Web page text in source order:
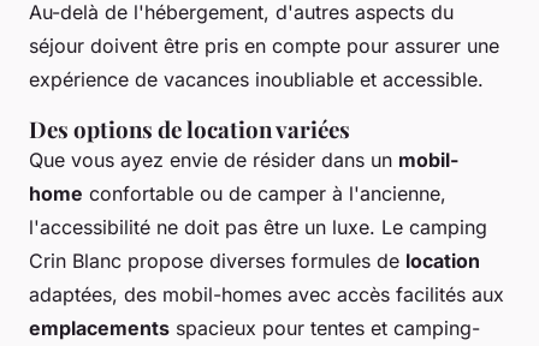
Au-delà de l'hébergement, d'autres aspects du
séjour doivent être pris en compte pour assurer une
expérience de vacances inoubliable et accessible.
Des options de location variées
Que vous ayez envie de résider dans un mobil-
home confortable ou de camper à l'ancienne,
l'accessibilité ne doit pas être un luxe. Le camping
Crin Blanc propose diverses formules de location
adaptées, des mobil-homes avec accès facilités aux
emplacements spacieux pour tentes et camping-